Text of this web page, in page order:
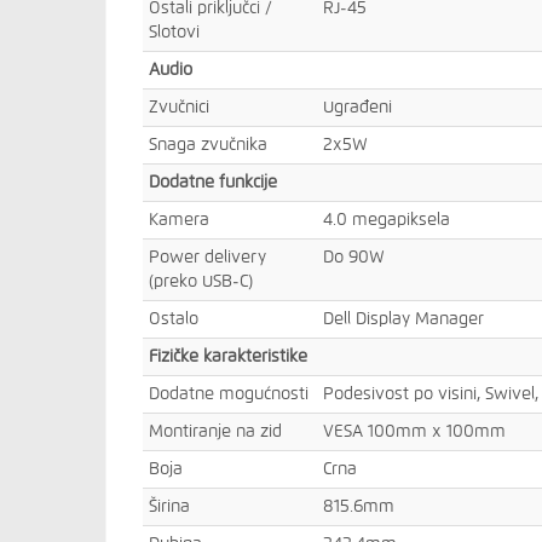
Ostali priključci /
Slotovi
RJ-45
Audio
Zvučnici Ugrađeni
Snaga zvučnika 2x5W
Dodatne funkcije
Kamera 4.0 megapiksela
Power delivery
(preko USB-C)
Do 90W
Ostalo Dell Display Manager
Fizičke karakteristike
Dodatne mogućnosti Podesivost po visini, Swivel,
Montiranje na zid VESA 100mm x 100mm
Boja Crna
Širina 815.6mm